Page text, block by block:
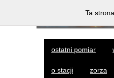
ostatni pomiar
o stacji zorza
Ta